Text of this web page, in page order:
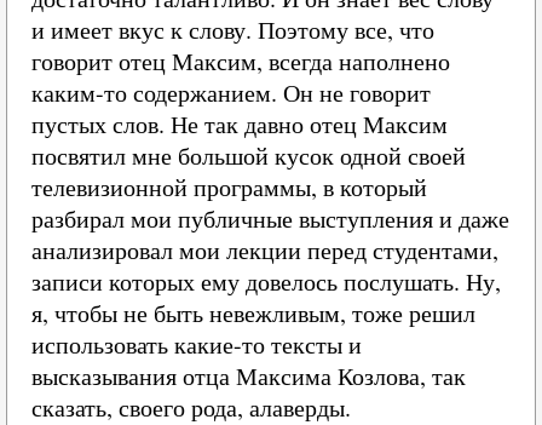
и имеет вкус к слову. Поэтому все, что
говорит отец Максим, всегда наполнено
каким-то содержанием. Он не говорит
пустых слов. Не так давно отец Максим
посвятил мне большой кусок одной своей
телевизионной программы, в который
разбирал мои публичные выступления и даже
анализировал мои лекции перед студентами,
записи которых ему довелось послушать. Ну,
я, чтобы не быть невежливым, тоже решил
использовать какие-то тексты и
высказывания отца Максима Козлова, так
сказать, своего рода, алаверды.